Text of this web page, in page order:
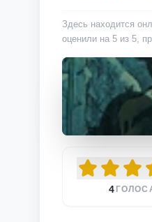
Здесь находится
оценили на 5 из 5,
4